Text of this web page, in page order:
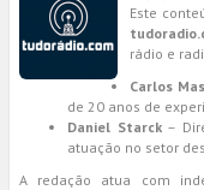
Este
rádio e
Carlos
de 20 anos de
Daniel Starck–
atuação no setor
A redação atua com